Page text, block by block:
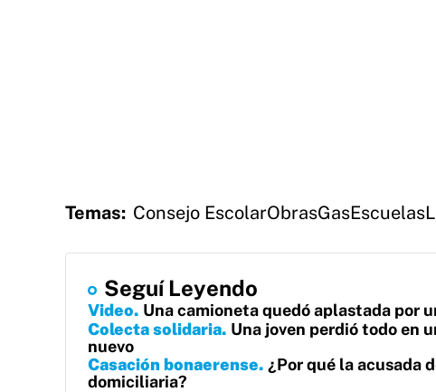
Temas: Consejo EscolarObrasGasEscuelas
Seguí Leyendo
Video Una camioneta quedó aplastada por
Colecta solidaria Una joven perdió todo en
nuevo
Casación bonaerense ¿Por qué la acusada
domiciliaria?